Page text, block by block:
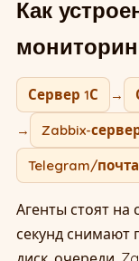
Как
Сервер 1С →
→ Zabbix-
Telegram/почта
Агенты стоят на
секунд снимают